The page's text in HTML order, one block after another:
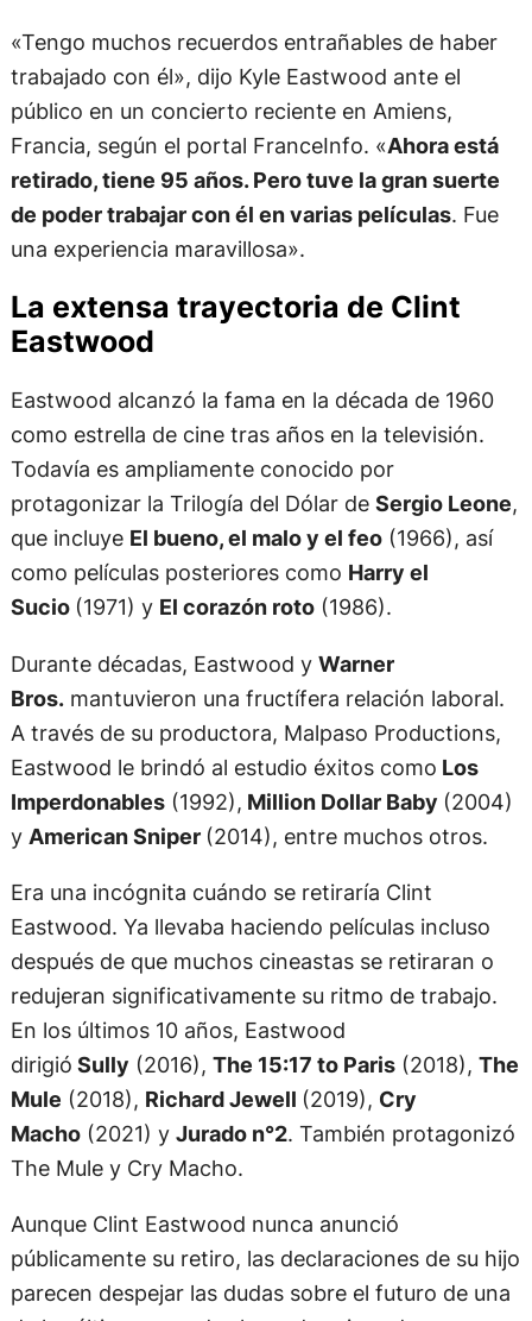
«Tengo muchos recuerdos entrañables de haber
trabajado con él», dijo Kyle Eastwood ante el
público en un concierto reciente en Amiens,
Francia, según el portal FranceInfo. «Ahora está
retirado, tiene 95 años. Pero tuve la gran suerte
de poder trabajar con él en varias películas. Fue
una experiencia maravillosa».
La extensa trayectoria de Clint
Eastwood
Eastwood alcanzó la fama en la década de 1960
como estrella de cine tras años en la televisión.
Todavía es ampliamente conocido por
protagonizar la Trilogía del Dólar de Sergio Leone,
que incluye El bueno, el malo y el feo(1966), así
como películas posteriores como Harry el
Sucio (1971) y El corazón roto(1986).
Durante décadas, Eastwood y Warner
Bros.mantuvieron una fructífera relación laboral.
A través de su productora, Malpaso Productions,
Eastwood le brindó al estudio éxitos como Los
Imperdonables(1992), Million Dollar Baby (2004)
y American Sniper (2014), entre muchos otros.
Era una incógnita cuándo se retiraría Clint
Eastwood. Ya llevaba haciendo películas incluso
después de que muchos cineastas se retiraran o
redujeran significativamente su ritmo de trabajo.
En los últimos 10 años, Eastwood
dirigió Sully (2016), The 15:17 to Paris(2018), The
Mule (2018), Richard Jewell (2019), Cry
Macho(2021) y Jurado n°2. También protagonizó
The Mule y Cry Macho.
Aunque Clint Eastwood nunca anunció
públicamente su retiro, las declaraciones de su hijo
parecen despejar las dudas sobre el futuro de una